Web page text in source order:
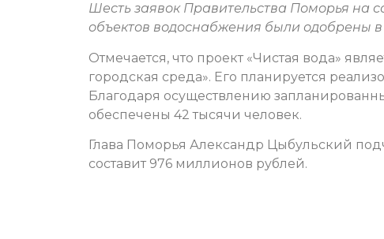
Шесть заявок Правительства Поморья на
объектов водоснабжения были одобрены
Отмечается, что проект «Чистая вода»
городская среда». Его планируется
Благодаря осуществлению
обеспечены 42 тысячи человек.
Глава Поморья Александр Цыбульский
составит 976 миллионов рублей.